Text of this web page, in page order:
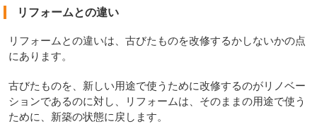
リフォームとの違い
リフォームとの違いは、古びたものを改修するかしないかの点
にあります。
古びたものを、新しい用途で使うために改修するのがリノベー
ションであるのに対し、リフォームは、そのままの用途で使う
ために、新築の状態に戻します。